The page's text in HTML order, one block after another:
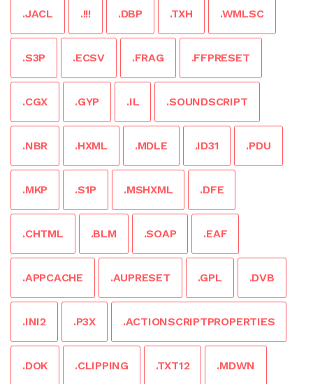
.JACL .!!! .DBP .TXH .WMLSC
.S3P .ECSV .FRAG .FFPRESET
.CGX .GYP .IL .SOUNDSCRIPT
.NBR .HXML .MDLE .ID31 .PDU
.MKP .S1P .MSHXML .DFE
.CHTML .BLM .SOAP .EAF
.APPCACHE .AUPRESET .GPL .DVB
.INI2 .P3X .ACTIONSCRIPTPROPERTIES
.DOK .CLIPPING .TXT12 .MDWN